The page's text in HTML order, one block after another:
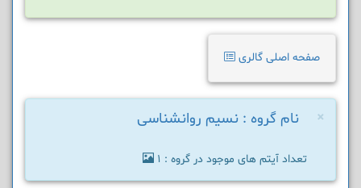
صفحه اصلی گالری
× نام گروه : نسیم روانشناسی
تعداد آیتم های موجود در گروه : 1